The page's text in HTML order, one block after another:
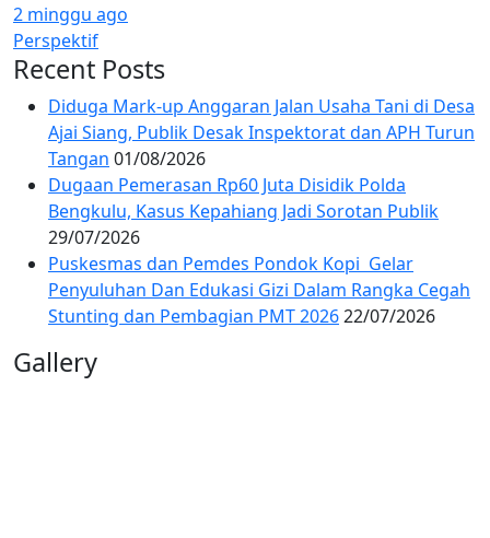
2 minggu ago
Perspektif
Recent Posts
Diduga Mark-up Anggaran Jalan Usaha Tani di Desa
Ajai Siang, Publik Desak Inspektorat dan APH Turun
Tangan 01/08/2026
Dugaan Pemerasan Rp60 Juta Disidik Polda
Bengkulu, Kasus Kepahiang Jadi Sorotan Publik
29/07/2026
Puskesmas dan Pemdes Pondok Kopi Gelar
Penyuluhan Dan Edukasi Gizi Dalam Rangka Cegah
Stunting dan Pembagian PMT 202622/07/2026
Gallery